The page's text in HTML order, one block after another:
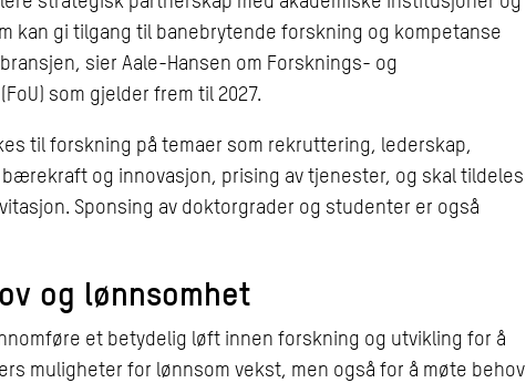
kan gi tilgang til banebrytende forskning og kompetanse
sier Aale-Hansen om Forsknings- og
som gjelder frem til 2027.
til forskning på temaer som rekruttering, lederskap,
og innovasjon, prising av tjenester, og skal tildeles
Sponsing av doktorgrader og studenter er også
og lønnsomhet
et betydelig løft innen forskning og utvikling for å
muligheter for lønnsom vekst, men også for å møte behov